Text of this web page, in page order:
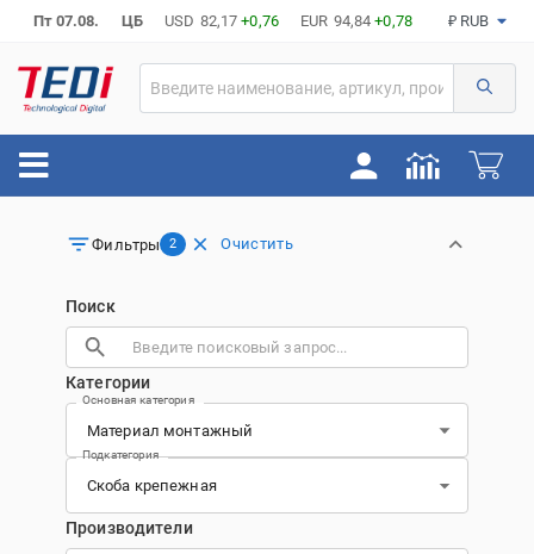
Пт 07.08. ЦБ USD 82,17 +0,76 EUR 94,84 +0,78 ₽ RUB
Фильтры 2 Очистить
Поиск
Категории
Основная категория
Подкатегория
Производители